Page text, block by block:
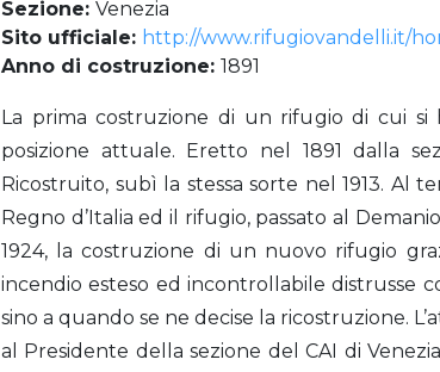
Sezione: Venezia
Sito ufficiale: http://www.rifugiovandelli.it/
Anno di costruzione: 1891
La prima costruzione di un rifugio di cui si
posizione attuale. Eretto nel 1891 dalla
Ricostruito, subì la stessa sorte nel 1913. Al
Regno d’Italia ed il rifugio, passato al
1924, la costruzione di un nuovo rifugio
incendio esteso ed incontrollabile distrusse
sino a quando se ne decise la ricostruzione.
al Presidente della sezione del CAI di